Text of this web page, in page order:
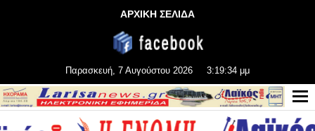
ΑΡΧΙΚΗ ΣΕΛΙΔΑ
Παρασκευή, 7 Αυγούστου 2026 3:19:34 μμ